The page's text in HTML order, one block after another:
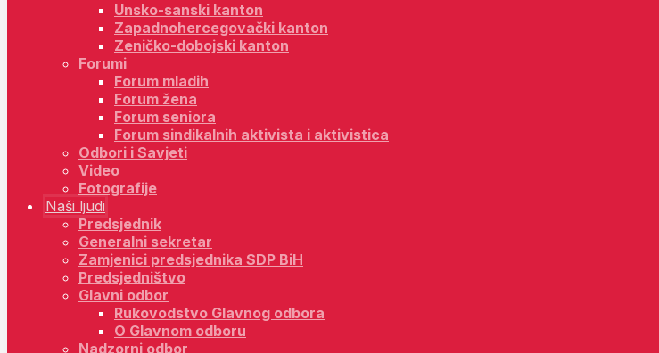
Unsko-sanski kanton
Zapadnohercegovački kanton
Zeničko-dobojski kanton
Forumi
Forum mladih
Forum žena
Forum seniora
Forum sindikalnih aktivista i aktivistica
Odbori i Savjeti
Video
Fotografije
Naši ljudi
Predsjednik
Generalni sekretar
Zamjenici predsjednika SDP BiH
Predsjedništvo
Glavni odbor
Rukovodstvo Glavnog odbora
O Glavnom odboru
Nadzorni odbor